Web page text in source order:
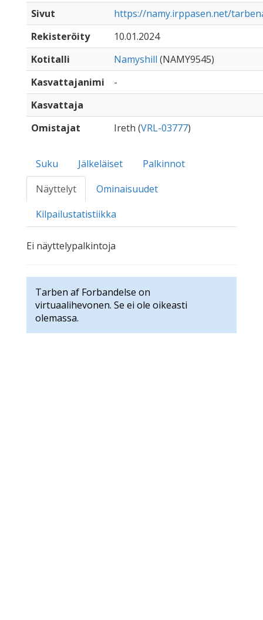
Sivut
https://namy.irppasen.net/
Rekisteröity
10.01.2024
Kotitalli
Namyshill (NAMY9545)
Kasvattajanimi
-
Kasvattaja
Omistajat
Ireth (VRL-03777)
Suku Jälkeläiset
Palkinnot
Näyttelyt
Ominaisuudet
Kilpailustatistiikka
Ei näyttelypalkintoja
Tarben af Forbandelse on
virtuaalihevonen. Se ei ole oikeasti
olemassa.